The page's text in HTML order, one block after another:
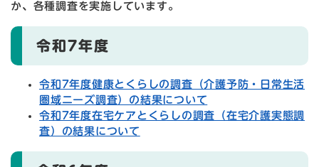
か、各種調査を実施しています。
令和7年度
令和7年度健康とくらしの調査（介護予防・日常生活
圏域ニーズ調査）の結果について
令和7年度在宅ケアとくらしの調査（在宅介護実態調
査）の結果について